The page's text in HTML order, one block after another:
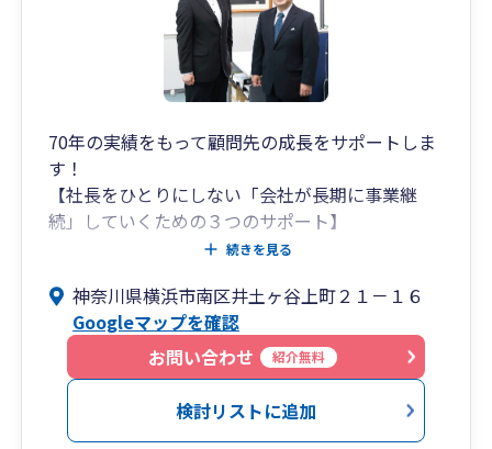
そんな熱い想いで、全国の中小企業を元気にする
ことを使命として走り続ける。
「100年続くワクワクする良い会社を日本中に広
げたい！」という想いを原動力に、日々中小企業
ビジョン税理士法人が目指すのは、単なる税務の
枠を超えた、未来をつくる経営パートナーです！
経営者の”夢の実現”を一緒に考え、一緒に伴走す
る税理士法人を目指しています。
①ビジョン式月次決算書
ビジョン税理士法人は、「強い財務体質の会社創
り」を支援しています。
②ビジョン式経営計画書
ビジョン式「経営計画書」 とは「単なる数字の羅
70年の実績をもって顧問先の成長をサポートしま
す！
【社長をひとりにしない「会社が長期に事業継
続」していくための３つのサポート】
り・事業承継をサポートしてきました。
会社が次の一歩を踏み出すために全力でサポート
し、社長が本業に集中できる環境を作ります。
〇平均年齢が60代の税理士業界の中で、副所長が
続きを見る
神奈川県横浜市南区井土ヶ谷上町２１－１６
Googleマップを確認
お問い合わせ
紹介無料
検討リストに追加